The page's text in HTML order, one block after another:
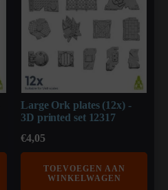
Large Ork plates (12x) -
3D printed set 12317
€4,05
TOEVOEGEN AAN
WINKELWAGEN